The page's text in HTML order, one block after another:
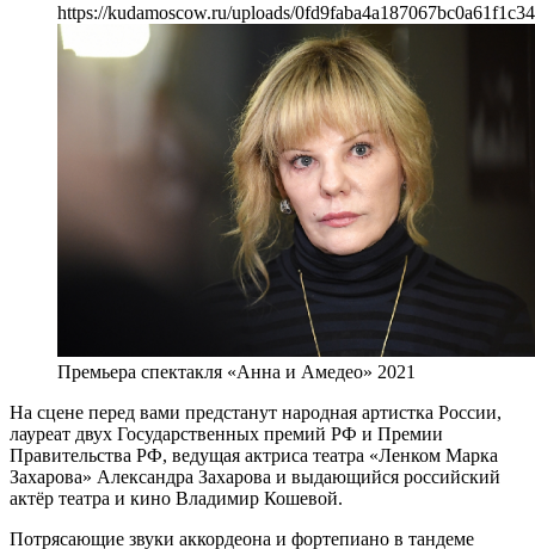
https://kudamoscow.ru/uploads/
Премьера спектакля «Анна и Амедео» 2021
На сцене перед вами предстанут народная артистка России,
лауреат двух Государственных премий РФ и Премии
Правительства РФ, ведущая актриса театра «Ленком Марка
Захарова» Александра Захарова и выдающийся российский
актёр театра и кино Владимир Кошевой.
Потрясающие звуки аккордеона и фортепиано в тандеме